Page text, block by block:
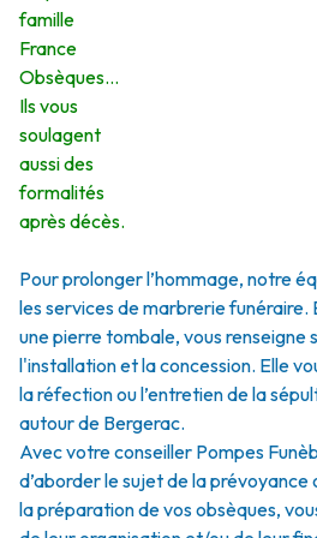
famille
France
Obsèques…
Ils vous
soulagent
aussi des
formalités
après décès.
Pour prolonger l’hommage, notre
les services de marbrerie funéraire.
une pierre tombale, vous renseigne
l'installation et la concession. Elle
la réfection ou l’entretien de la
autour de Bergerac.
Avec votre conseiller Pompes
d’aborder le sujet de la prévoyance
la préparation de vos obsèques,